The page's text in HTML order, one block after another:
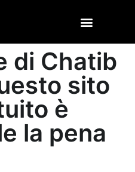
di Chatib
sito
è
la pena